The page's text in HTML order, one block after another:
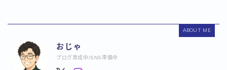
ABOUT ME
おじゃ
ブログ育成中/SNS準備中